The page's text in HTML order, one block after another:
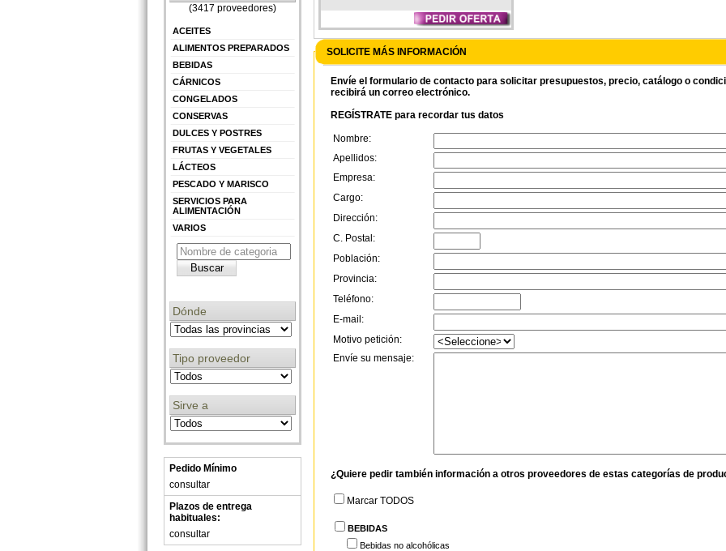
(3417 proveedores)
ACEITES
ALIMENTOS PREPARADOS
BEBIDAS
CÁRNICOS
CONGELADOS
CONSERVAS
DULCES Y POSTRES
FRUTAS Y VEGETALES
LÁCTEOS
PESCADO Y MARISCO
SERVICIOS PARA
ALIMENTACIÓN
VARIOS
Dónde
Tipo proveedor
Sirve a
Pedido Mínimo
consultar
Plazos de entrega
habituales:
consultar
SOLICITE MÁS INFORMACIÓN
Envíe el formulario de contacto para solicitar presupuestos, precio, catálogo o
recibirá un correo electrónico.
REGÍSTRATE para recordar tus datos
Nombre:
Apellidos:
Empresa:
Cargo:
Dirección:
C. Postal:
Población:
Provincia:
Teléfono:
E-mail:
Motivo petición:
Envíe su mensaje:
¿Quiere pedir también información a otros proveedores de estas categorías de
Marcar TODOS
BEBIDAS
Bebidas no alcohólicas